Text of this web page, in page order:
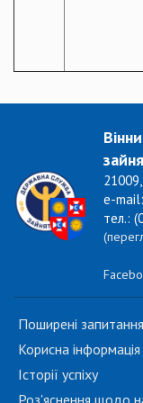
e-
тел.:
Поширені
Корисна
Історії успіху
Роз'яснення щодо